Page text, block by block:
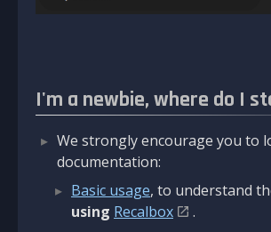
I'm a newbie, where do I
We strongly encourage you to
documentation:
Basic usage, to understand
using Recalbox
.